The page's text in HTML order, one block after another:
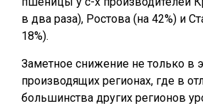
в два раза), Ростова (на 42%) и
18%).
Заметное снижение не только в
производящих регионах, где в
большинства других регионов